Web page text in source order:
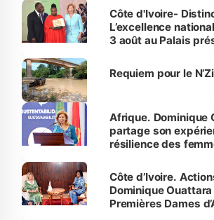
Bassam
Côte d'Ivoire-
L’excellence
3 août au Palais
Requiem pour le N’Zi
Afrique. Dominique
partage son
résilience des
Côte d’Ivoire.
Dominique
Premières Dames